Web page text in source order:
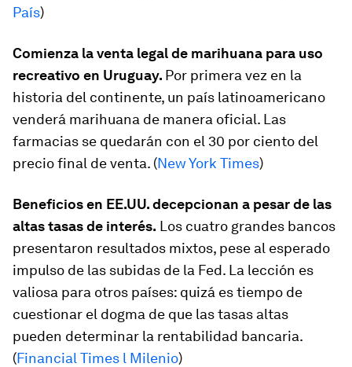
País)
Comienza la venta legal de marihuana para uso
recreativo en Uruguay. Por primera vez en la
historia del continente, un país latinoamericano
venderá marihuana de manera oficial. Las
farmacias se quedarán con el 30 por ciento del
precio final de venta. (New York Times)
Beneficios en EE.UU. decepcionan a pesar de las
altas tasas de interés. Los cuatro grandes bancos
presentaron resultados mixtos, pese al esperado
impulso de las subidas de la Fed. La lección es
valiosa para otros países: quizá es tiempo de
cuestionar el dogma de que las tasas altas
pueden determinar la rentabilidad bancaria.
(Financial Times l Milenio)